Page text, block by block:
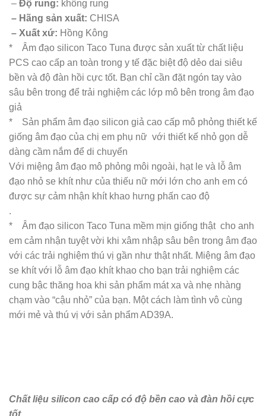
– Độ rung: không rung
– Hãng sản xuất: CHISA
– Xuất xứ: Hồng Kông
* Âm đạo silicon Taco Tuna được sản xuất từ chất liệu
PCS cao cấp an toàn trong y tế đặc biệt độ dẻo dai siêu
bền và độ đàn hồi cực tốt. Bạn chỉ cần đặt ngón tay vào
sâu bên trong để trải nghiệm các lớp mô bên trong âm đạo
giả
* Sản phẩm âm đạo silicon giả cao cấp mô phỏng thiết kế
giống âm đạo của chị em phụ nữ với thiết kế nhỏ gọn dễ
dàng cầm nắm để di chuyển
Với miệng âm đạo mô phỏng môi ngoài, hạt le và lỗ âm
đạo nhỏ se khít như của thiếu nữ mới lớn cho anh em có
được sự cảm nhận khít khao hưng phấn cao độ
.
* Âm đạo silicon Taco Tuna mềm mịn giống thật cho anh
em cảm nhận tuyệt vời khi xâm nhập sâu bên trong âm đạo
với các trải nghiệm thú vị gần như thật nhất. Miệng âm đạo
se khít với lỗ âm đạo khít khao cho bạn trải nghiệm các
cung bậc thăng hoa khi sản phẩm mát xa và nhẹ nhàng
chạm vào “cậu nhỏ” của bạn. Một cách làm tình vô cùng
mới mẻ và thú vị với sản phẩm AD39A.
Chất liệu silicon cao cấp có độ bền cao và đàn hồi cực
tốt